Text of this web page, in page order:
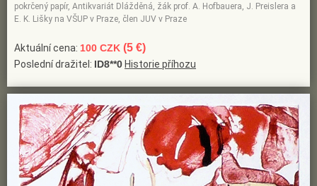
pokrčený papír, Antikvariát Dlážděná, žák prof. A. Hofbauera, J. Preislera a
E. K. Lišky na VŠUP v Praze, člen JUV v Praze
Aktuální cena: 100 CZK (5 €)
Poslední dražitel: ID8**0 Historie příhozu